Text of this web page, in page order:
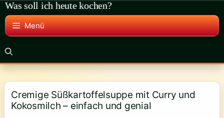
Zum
Inhalt
springen
Was soll ich heute kochen?
Menü
Cremige Süßkartoffelsuppe mit Curry und
Kokosmilch – einfach und genial